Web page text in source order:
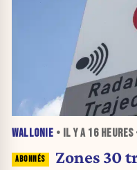
WALLONIE • IL Y A 16 HEURES
Zones 30